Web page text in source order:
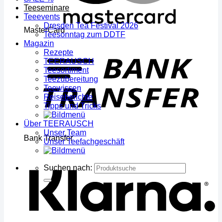
MasterCard
Bank Transfer
Teeseminare
Teeevents
Dresden Tea Festival 2026
Teesonntag zum DDTF
Magazin
Rezepte
TEERAUSCH
Teesortiment
Teezubereitung
Teewissen
Reiseberichte
Tipps und Tricks
Über TEERAUSCH
Unser Team
Unser Teefachgeschäft
Suchen nach: